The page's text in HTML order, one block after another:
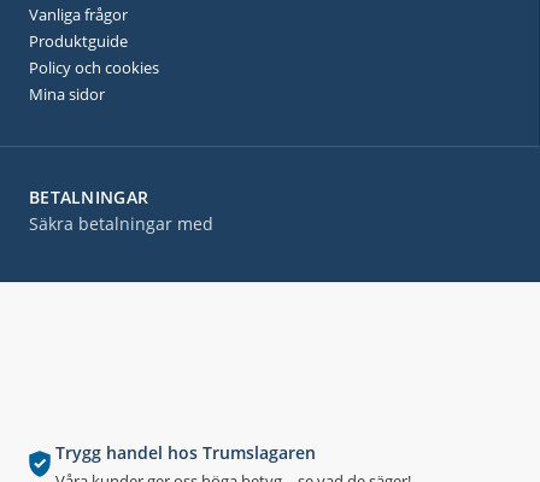
Trygg handel hos Trumslagaren
BETALNINGAR
Säkra betalningar med
Vanliga frågor
Produktguide
Policy och cookies
Mina sidor